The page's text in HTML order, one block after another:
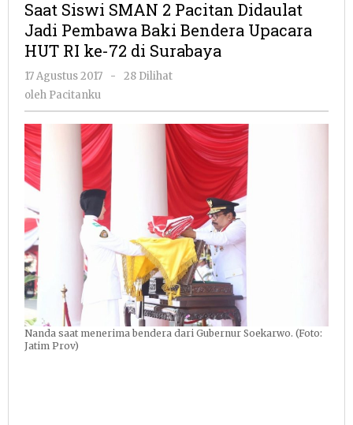
2
Pacitan
Bendera
Saat Siswi SMAN 2 Pacitan Didaulat
Jadi Pembawa Baki Bendera Upacara
HUT RI ke-72 di Surabaya
17 Agustus 2017
oleh
-
28 Dilihat
oleh Pacitanku
Nanda saat menerima bendera dari Gubernur Soekarwo. (Foto:
Jatim Prov)